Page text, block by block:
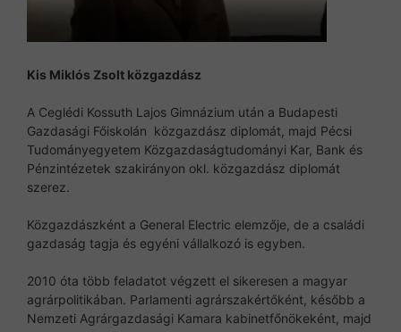
Kis Miklós Zsolt közgazdász
A Ceglédi Kossuth Lajos Gimnázium után a Budapesti
Gazdasági Főiskolán közgazdász diplomát, majd Pécsi
Tudományegyetem Közgazdaságtudományi Kar, Bank és
Pénzintézetek szakirányon okl. közgazdász diplomát
szerez.
Közgazdászként a General Electric elemzője, de a családi
gazdaság tagja és egyéni vállalkozó is egyben.
2010 óta több feladatot végzett el sikeresen a magyar
agrárpolitikában. Parlamenti agrárszakértőként, később a
Nemzeti Agrárgazdasági Kamara kabinetfőnökeként, majd